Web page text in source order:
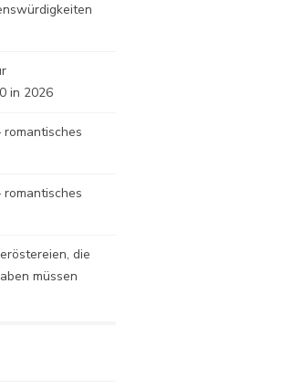
in 2026
romantisches
romantisches
die
müssen